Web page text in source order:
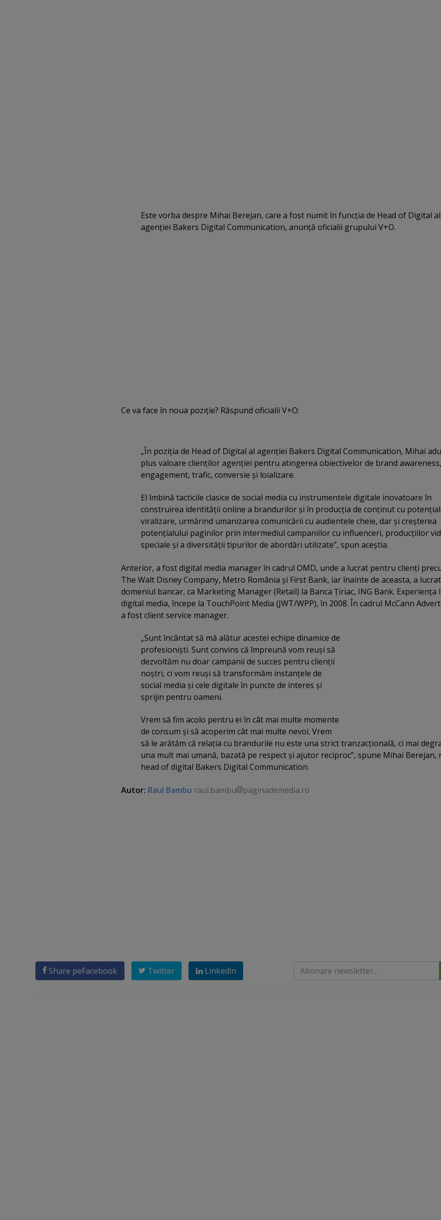
Este vorba despre Mihai Berejan, care a fost numit în funcţia de Head of Digital al
agenţiei Bakers Digital Communication, anunţă oficialii grupului V+O.
Ce va face în noua poziţie? Răspund oficialii V+O:
„În poziţia de Head of Digital al agenţiei Bakers Digital Communication, Mihai
plus valoare clienţilor agenţiei pentru atingerea obiectivelor de brand awareness,
engagement, trafic, conversie şi loializare.
El îmbină tacticile clasice de social media cu instrumentele digitale inovatoare în
construirea identităţii online a brandurilor şi în producţia de conţinut cu potenţial
viralizare, urmărind umanizarea comunicării cu audientele cheie, dar şi creşterea
potenţialului paginilor prin intermediul campaniilor cu influenceri, producţiilor
speciale şi a diversităţii tipurilor de abordări utilizate”, spun aceştia.
Anterior, a fost digital media manager în cadrul OMD, unde a lucrat pentru clienţi
The Walt Disney Company, Metro România şi First Bank, iar înainte de aceasta, a
domeniul bancar, ca Marketing Manager (Retail) la Banca Ţiriac, ING Bank. Experienţa
digital media, începe la TouchPoint Media (JWT/WPP), în 2008. În cadrul McCann
a fost client service manager.
„Sunt încântat să mă alătur acestei echipe dinamice de
profesionişti. Sunt convins că împreună vom reuşi să
dezvoltăm nu doar campanii de succes pentru clienţii
noştri, ci vom reuşi să transformăm instanţele de
social media şi cele digitale în puncte de interes şi
sprijin pentru oameni.
Vrem să fim acolo pentru ei în cât mai multe momente
de consum şi să acoperim cât mai multe nevoi. Vrem
să le arătăm că relaţia cu brandurile nu este una strict tranzacţională, ci mai
una mult mai umană, bazată pe respect şi ajutor reciproc”, spune Mihai Berejan,
head of digital Bakers Digital Communication.
Autor: Raul Bambu raul.bambu paginademedia.ro
Share peFacebook Twitter Linkedin